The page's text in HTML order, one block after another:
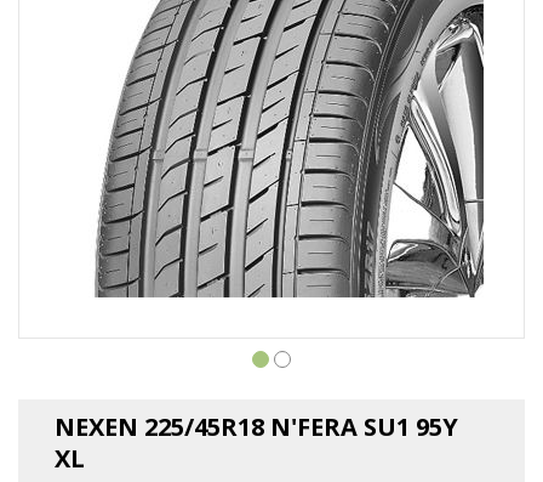
NEXEN 225/45R18 N'FERA SU1 95Y
XL
galleria